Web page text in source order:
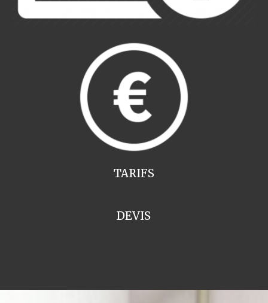
TARIFS
DEVIS